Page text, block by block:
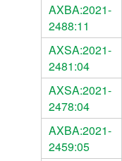
AXBA:2021-
2488:11
AXSA:2021-
2481:04
AXSA:2021-
2478:04
AXBA:2021-
2459:05